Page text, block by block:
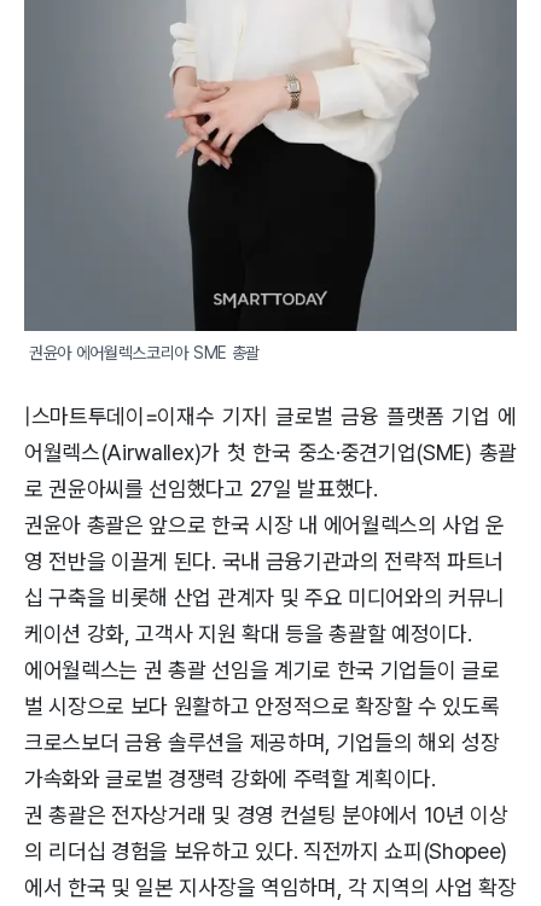
권윤아 에어월렉스코리아 SME 총괄
|스마트투데이=이재수 기자| 글로벌 금융 플랫폼 기업 에
어월렉스(Airwallex)가 첫 한국 중소·중견기업(SME) 총괄
로 권윤아씨를 선임했다고 27일 발표했다.
권윤아 총괄은 앞으로 한국 시장 내 에어월렉스의 사업 운
영 전반을 이끌게 된다. 국내 금융기관과의 전략적 파트너
십 구축을 비롯해 산업 관계자 및 주요 미디어와의 커뮤니
케이션 강화, 고객사 지원 확대 등을 총괄할 예정이다.
에어월렉스는 권 총괄 선임을 계기로 한국 기업들이 글로
벌 시장으로 보다 원활하고 안정적으로 확장할 수 있도록
크로스보더 금융 솔루션을 제공하며, 기업들의 해외 성장
가속화와 글로벌 경쟁력 강화에 주력할 계획이다.
권 총괄은 전자상거래 및 경영 컨설팅 분야에서 10년 이상
의 리더십 경험을 보유하고 있다. 직전까지 쇼피(Shopee)
에서 한국 및 일본 지사장을 역임하며, 각 지역의 사업 확장